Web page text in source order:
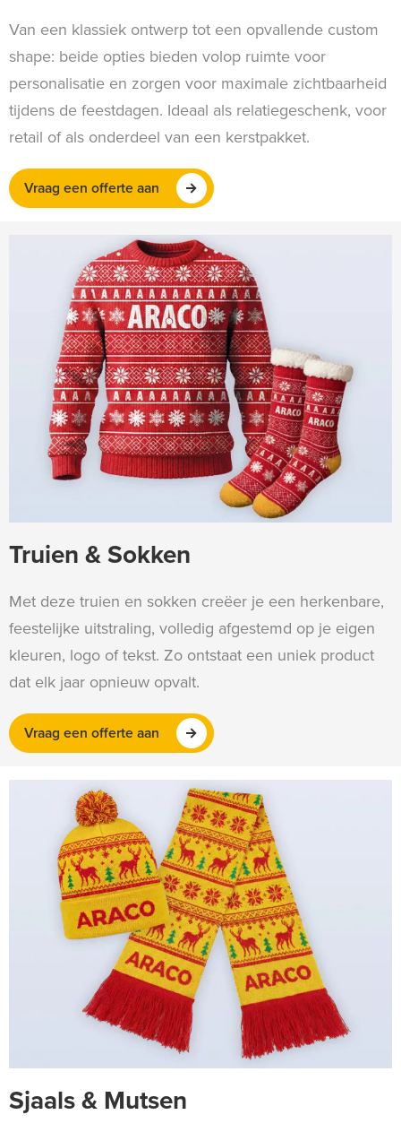
Van een klassiek ontwerp tot een opvallende custom
shape: beide opties bieden volop ruimte voor
personalisatie en zorgen voor maximale zichtbaarheid
tijdens de feestdagen. Ideaal als relatiegeschenk, voor
retail of als onderdeel van een kerstpakket.
Vraag een offerte aan
Truien & Sokken
Met deze truien en sokken creëer je een herkenbare,
feestelijke uitstraling, volledig afgestemd op je eigen
kleuren, logo of tekst. Zo ontstaat een uniek product
dat elk jaar opnieuw opvalt.
Vraag een offerte aan
Sjaals & Mutsen